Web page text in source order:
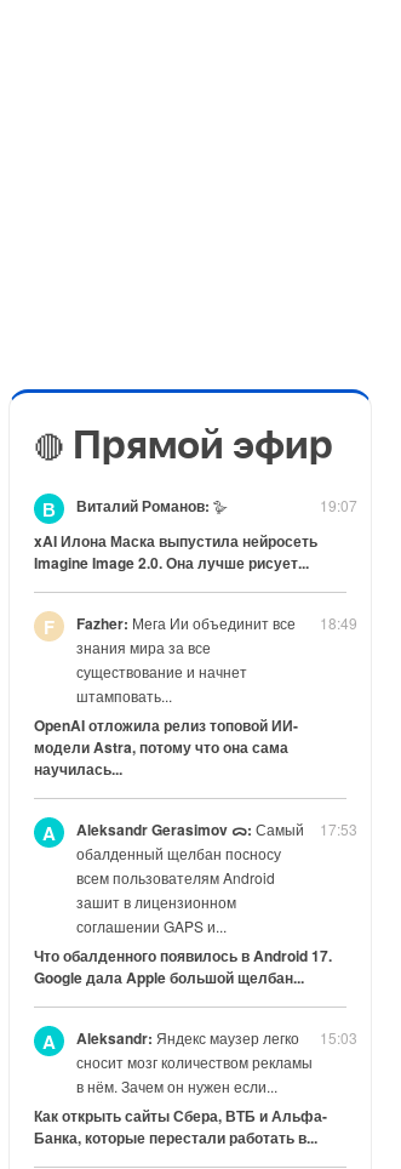
🔴 Прямой эфир
19:07
В Виталий Романов: 🪿
xAI Илона Маска выпустила нейросеть
Imagine Image 2.0. Она лучше рисует...
18:49
F Fazher: Мега Ии объединит все
знания мира за все
существование и начнет
штамповать...
OpenAI отложила релиз топовой ИИ-
модели Astra, потому что она сама
научилась...
17:53
A Aleksandr Gerasimov ᯅ: Самый
обалденный щелбан посносу
всем пользователям Android
зашит в лицензионном
соглашении GAPS и...
Что обалденного появилось в Android 17.
Google дала Apple большой щелбан...
15:03
A Aleksandr: Яндекс маузер легко
сносит мозг количеством рекламы
в нём. Зачем он нужен если...
Как открыть сайты Сбера, ВТБ и Альфа-
Банка, которые перестали работать в...